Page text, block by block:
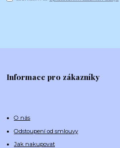
Informace pro zákazníky
O nás
Odstoupení od smlouvy
Jak nakupovat